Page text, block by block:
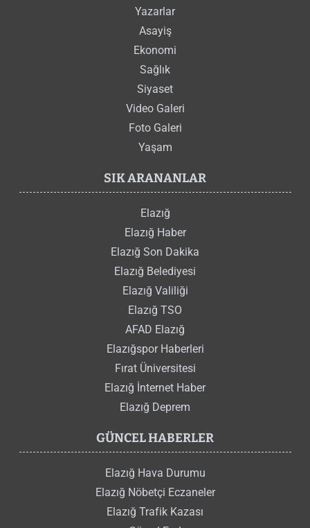
Yazarlar
Asayiş
Ekonomi
Sağlık
Siyaset
Video Galeri
Foto Galeri
Yaşam
SIK ARANANLAR
Elazığ
Elazığ Haber
Elazığ Son Dakika
Elazığ Belediyesi
Elazığ Valiliği
Elazığ TSO
AFAD Elazığ
Elazığspor Haberleri
Fırat Üniversitesi
Elazığ İnternet Haber
Elazığ Deprem
GÜNCEL HABERLER
Elazığ Hava Durumu
Elazığ Nöbetçi Eczaneler
Elazığ Trafik Kazası